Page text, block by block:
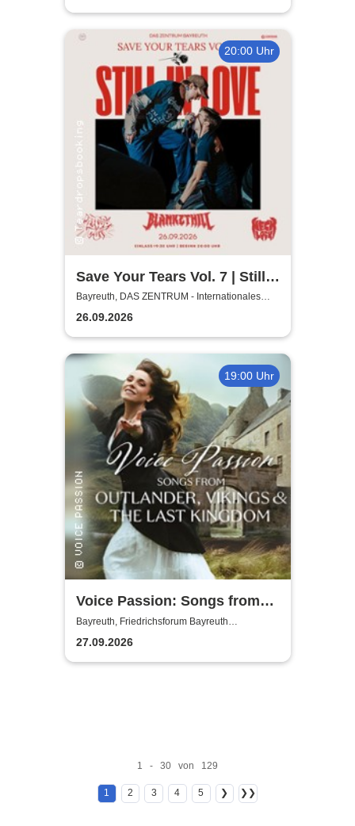
20:00 Uhr
Save Your Tears Vol. 7 | Still
in Love, Blanket Hill,
Necklock, Glass Out
Bayreuth, DAS ZENTRUM - Internationales
Jugendkulturzentrum Bayreuth
26.09.2026
19:00 Uhr
Voice Passion: Songs from
Outlander, Vikings & The Last
Kingdom
Bayreuth, Friedrichsforum Bayreuth
(Balkonsaal)
27.09.2026
1 - 30 von 129
1 2 3 4 5 ❯ ❯❯